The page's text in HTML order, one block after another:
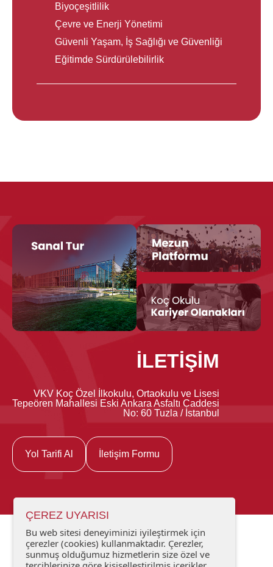
Biyoçeşitlilik
Çevre ve Enerji Yönetimi
Güvenli Yaşam, İş Sağlığı ve Güvenliği
Eğitimde Sürdürülebilirlik
İLETİŞİM
VKV Koç Özel İlkokulu, Ortaokulu ve Lisesi
Tepeören Mahallesi Eski Ankara Asfaltı Caddesi
No: 60 Tuzla / İstanbul
Yol Tarifi Al İletişim Formu
ÇEREZ UYARISI
Bu web sitesi deneyiminizi iyileştirmek için
çerezler (cookies) kullanmaktadır. Çerezler,
sunmuş olduğumuz hizmetlerin size özel ve